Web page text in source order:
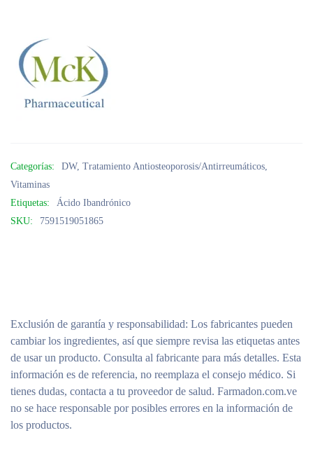
Categorías: DW, Tratamiento Antiosteoporosis/Antirreumáticos
Vitaminas
Etiquetas:
Ácido Ibandrónico
SKU:
7591519051865
Exclusión de garantía y responsabilidad: Los fabricantes pueden
cambiar los ingredientes, así que siempre revisa las etiquetas antes
de usar un producto. Consulta al fabricante para más detalles. Esta
información es de referencia, no reemplaza el consejo médico. Si
tienes dudas, contacta a tu proveedor de salud. Farmadon.com.ve
no se hace responsable por posibles errores en la información de
los productos.